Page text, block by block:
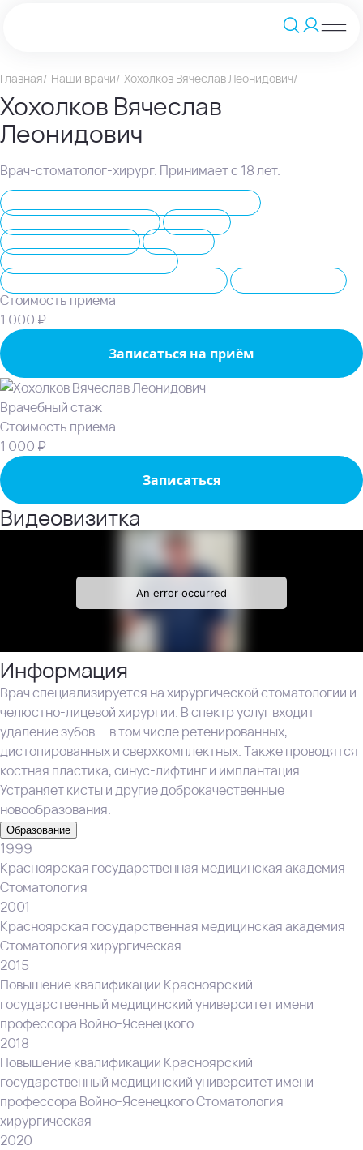
Главная Наши врачи Хохолков Вячеслав Леонидович
Хохолков Вячеслав
Леонидович
Врач-стоматолог-хирург. Принимает с 18 лет.
Стоимость приема
1 000 ₽
Записаться на приём
Врачебный стаж
Стоимость приема
1 000 ₽
Записаться
Видеовизитка
Информация
Врач специализируется на хирургической стоматологии и
челюстно‑лицевой хирургии. В спектр услуг входит
удаление зубов — в том числе ретенированных,
дистопированных и сверхкомплектных. Также проводятся
костная пластика, синус‑лифтинг и имплантация.
Устраняет кисты и другие доброкачественные
новообразования.
Образование
1999
Красноярская государственная медицинская академия
Стоматология
2001
Красноярская государственная медицинская академия
Стоматология хирургическая
2015
Повышение квалификации Красноярский
государственный медицинский университет имени
профессора Войно-Ясенецкого
2018
Повышение квалификации Красноярский
государственный медицинский университет имени
профессора Войно-Ясенецкого Стоматология
хирургическая
2020